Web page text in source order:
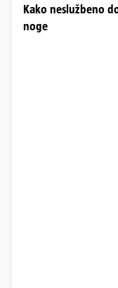
Kako neslužbeno
noge